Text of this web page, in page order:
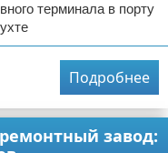
терминала в порту
Подробнее
завод: